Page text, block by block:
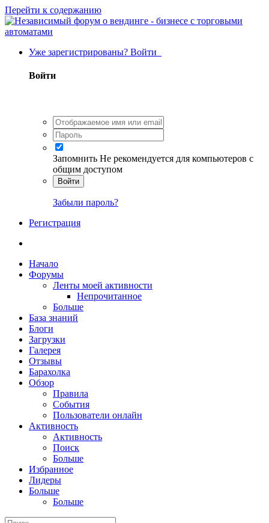
Перейти к содержанию
Уже зарегистрированы? Войти
Войти
Запомнить Не рекомендуется для компьютеров с
общим доступом
Войти
Забыли пароль?
Регистрация
Начало
Форумы
Ленты моей активности
Непрочитанное
Больше
База знаний
Блоги
Загрузки
Галерея
Отзывы
Барахолка
Обзор
Правила
События
Пользователи онлайн
Активность
Активность
Поиск
Больше
Избранное
Лидеры
Больше
Больше